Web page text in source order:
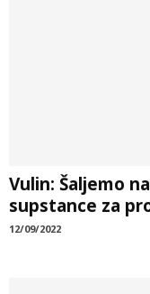
Vulin: Šaljemo
supstance za
12/09/2022